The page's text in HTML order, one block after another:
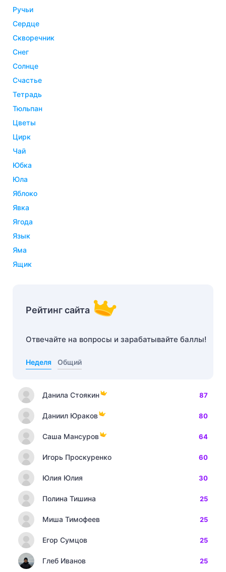
ручьи
сердце
скворечник
снег
солнце
счастье
тетрадь
тюльпан
цветы
цирк
чай
юбка
юла
яблоко
явка
ягода
язык
яма
ящик
Рейтинг сайта
Отвечайте на вопросы и зарабатывайте баллы!
Неделя Общий
Данила Стоякин 87
Даниил Юраков 80
Саша Мансуров 64
Игорь Проскуренко 60
Юлия Юлия 30
Полина Тишина 25
Миша Тимофеев 25
Егор Сумцов 25
Глеб Иванов 25